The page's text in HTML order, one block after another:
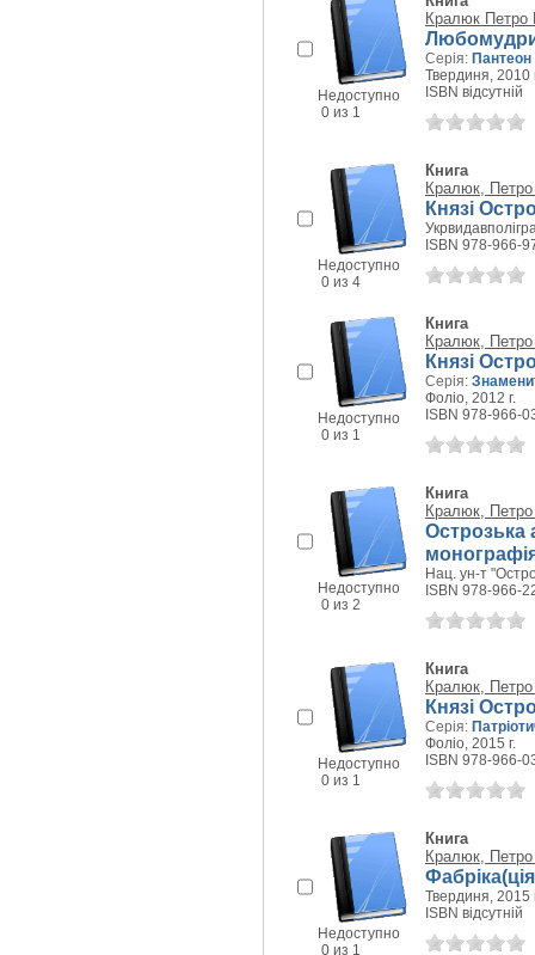
Недоступно
0 из 1
Кралюк Петро
Серія: Пантеон
Твердиня, 2010
ISBN відсутній
Недоступно
0 из 4
Книга
Кралюк,
Князі
ISBN 978-966-
Недоступно
0 из 1
Книга
Кралюк,
Князі
Серія:
Фоліо, 2012 г.
ISBN 978-966-
Недоступно
0 из 2
Книга
Кралюк,
Острозька
Нац. ун-т
ISBN 978-966-
Недоступно
0 из 1
Книга
Кралюк,
Князі
Серія:
Фоліо, 2015 г.
ISBN 978-966-
Недоступно
0 из 1
Книга
Кралюк,
Твердиня, 2015
ISBN відсутній